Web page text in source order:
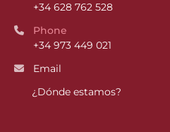
+34 628 762 528
Phone
+34 973 449 021
Email
¿Dónde estamos?